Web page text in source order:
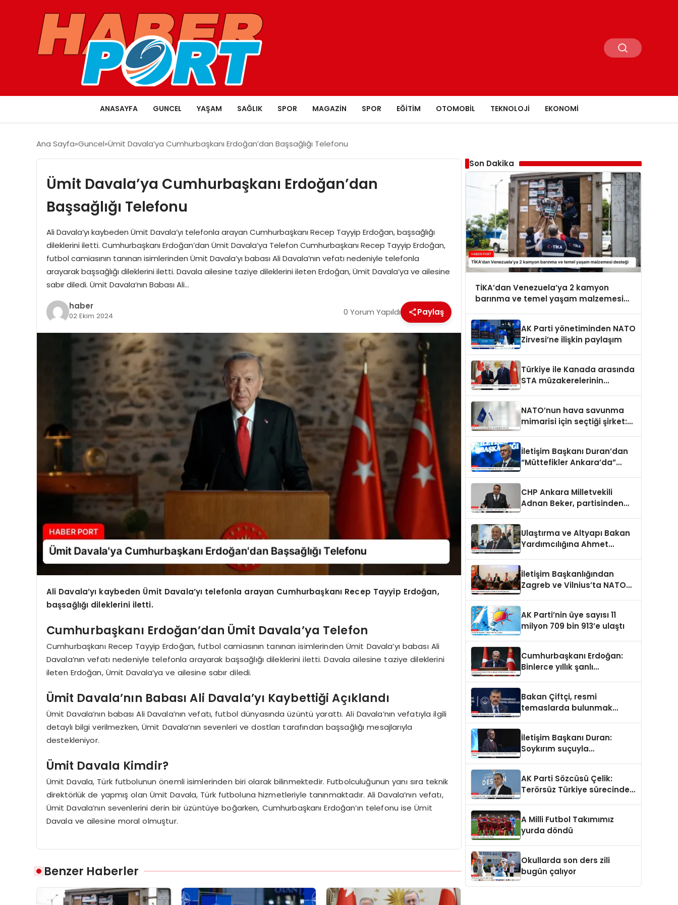
ANASAYFA GUNCEL YAŞAM SAĞLIK SPOR MAGAZIN SPOR EĞITIM OTOMOBIL TEKNOLOJI EKONOMI
Ana Sayfa Guncel Ümit Davala’ya Cumhurbaşkanı Erdoğan’dan Başsağlığı Telefonu
Ümit Davala’ya Cumhurbaşkanı Erdoğan’dan
Başsağlığı Telefonu
Ali Davala’yı kaybeden Ümit Davala’yı telefonla arayan Cumhurbaşkanı Recep Tayyip Erdoğan, başsağlığı
dileklerini iletti. Cumhurbaşkanı Erdoğan’dan Ümit Davala’ya Telefon Cumhurbaşkanı Recep Tayyip Erdoğan,
futbol camiasının tanınan isimlerinden Ümit Davala’yı babası Ali Davala’nın vefatı nedeniyle telefonla
arayarak başsağlığı dileklerini iletti. Davala ailesine taziye dileklerini ileten Erdoğan, Ümit Davala’ya ve ailesine
sabır diledi. Ümit Davala’nın Babası Ali…
haber
02 Ekim 2024 0 Yorum Yapıldı Paylaş
Ali Davala’yı kaybeden Ümit Davala’yı telefonla arayan Cumhurbaşkanı Recep Tayyip Erdoğan,
başsağlığı dileklerini iletti.
Cumhurbaşkanı Erdoğan’dan Ümit Davala’ya Telefon
Cumhurbaşkanı Recep Tayyip Erdoğan, futbol camiasının tanınan isimlerinden Ümit Davala’yı babası Ali
Davala’nın vefatı nedeniyle telefonla arayarak başsağlığı dileklerini iletti. Davala ailesine taziye dileklerini
ileten Erdoğan, Ümit Davala’ya ve ailesine sabır diledi.
Ümit Davala’nın Babası Ali Davala’yı Kaybettiği Açıklandı
Ümit Davala’nın babası Ali Davala’nın vefatı, futbol dünyasında üzüntü yarattı. Ali Davala’nın vefatıyla ilgili
detaylı bilgi verilmezken, Ümit Davala’nın sevenleri ve dostları tarafından başsağlığı mesajlarıyla
destekleniyor.
Ümit Davala Kimdir?
Ümit Davala, Türk futbolunun önemli isimlerinden biri olarak bilinmektedir. Futbolculuğunun yanı sıra teknik
direktörlük de yapmış olan Ümit Davala, Türk futboluna hizmetleriyle tanınmaktadır. Ali Davala’nın vefatı,
Ümit Davala’nın sevenlerini derin bir üzüntüye boğarken, Cumhurbaşkanı Erdoğan’ın telefonu ise Ümit
Davala ve ailesine moral olmuştur.
Benzer Haberler
Son Dakika
TİKA’dan Venezuela’ya 2 kamyon
barınma ve temel yaşam malzemesi
AK Parti yönetiminden NATO
Zirvesi’ne ilişkin paylaşım
Türkiye ile Kanada arasında
STA müzakerelerinin
NATO’nun hava savunma
mimarisi için seçtiği şirket:
İletişim Başkanı Duran’dan
“Müttefikler Ankara’da”
CHP Ankara Milletvekili
Adnan Beker, partisinden
Ulaştırma ve Altyapı Bakan
Yardımcılığına Ahmet
İletişim Başkanlığından
Zagreb ve Vilnius’ta NATO
AK Parti’nin üye sayısı 11
milyon 709 bin 913’e ulaştı
Cumhurbaşkanı Erdoğan:
Binlerce yıllık şanlı
Bakan Çiftçi, resmi
temaslarda bulunmak
İletişim Başkanı Duran:
Soykırım suçuyla
AK Parti Sözcüsü Çelik:
Terörsüz Türkiye sürecinde
A Milli Futbol Takımımız
yurda döndü
Okullarda son ders zili
bugün çalıyor